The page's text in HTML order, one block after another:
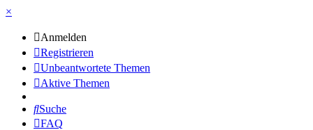
×
Anmelden
Registrieren
Unbeantwortete Themen
Aktive Themen
Suche
FAQ